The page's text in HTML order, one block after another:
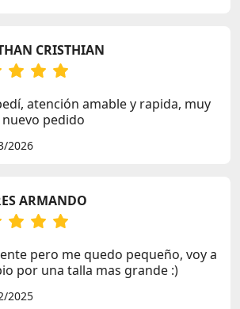
CRISTHIAN
atención amable y rapida, muy
pedido
2026
ARMANDO
pero me quedo pequeño, voy a
por una talla mas grande :)
2025